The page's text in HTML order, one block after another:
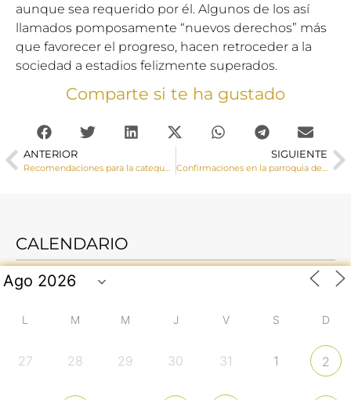
aunque sea requerido por él. Algunos de los así
llamados pomposamente “nuevos derechos” más
que favorecer el progreso, hacen retroceder a la
sociedad a estadios felizmente superados.
Comparte si te ha gustado
ANTERIOR SIGUIENTE
CALENDARIO
L M M J V S D
27 28 29 30 31 1 2